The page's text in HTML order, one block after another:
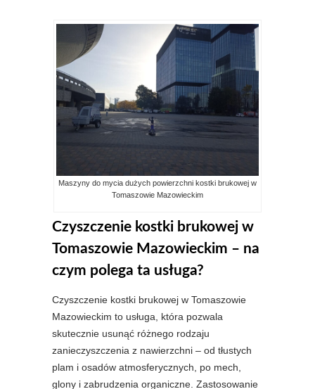
Maszyny do mycia dużych powierzchni kostki brukowej w
Tomaszowie Mazowieckim
Czyszczenie kostki brukowej w
Tomaszowie Mazowieckim – na
czym polega ta usługa?
Czyszczenie kostki brukowej w Tomaszowie
Mazowieckim to usługa, która pozwala
skutecznie usunąć różnego rodzaju
zanieczyszczenia z nawierzchni – od tłustych
plam i osadów atmosferycznych, po mech,
glony i zabrudzenia organiczne. Zastosowanie